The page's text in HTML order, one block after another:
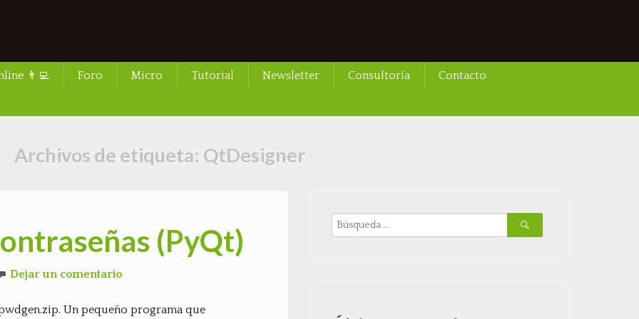
👨‍💻 Foro Micro Tutorial Newsletter Consultoría Contacto
Archivos de etiqueta: QtDesigner
(PyQt)
Dejar un comentario
Un pequeño programa que